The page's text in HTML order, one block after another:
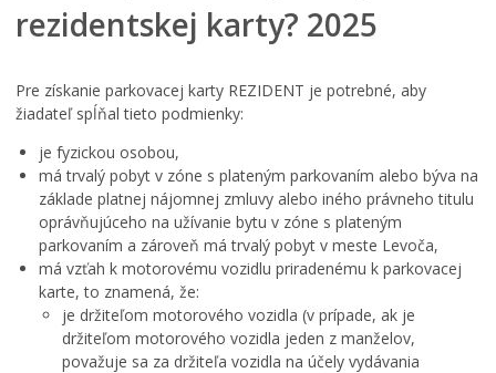
PARKOVANIE NA NÁMESTÍ MAJSTRA PAVLA (1. 2. 2026)
Parkovacie karty
Dokumenty na stiahnutie
Cenník parkovného
Aktuálne
Kontakty
Časté otázky
Podujatia
Kultúra
rezidentskej karty? 2025
Pre získanie parkovacej karty REZIDENT je potrebné, aby
žiadateľ spĺňal tieto podmienky:
je fyzickou osobou,
má trvalý pobyt v zóne s plateným parkovaním alebo býva na
základe platnej nájomnej zmluvy alebo iného právneho titulu
oprávňujúceho na užívanie bytu v zóne s plateným
parkovaním a zároveň má trvalý pobyt v meste Levoča,
má vzťah k motorovému vozidlu priradenému k parkovacej
karte, to znamená, že:
je držiteľom motorového vozidla (v prípade, ak je
držiteľom motorového vozidla jeden z manželov,
považuje sa za držiteľa vozidla na účely vydávania